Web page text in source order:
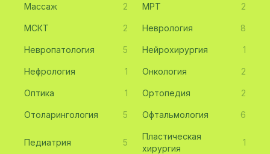
Массаж 2 МРТ 2
МСКТ 2 Неврология 8
Невропатология 5 Нейрохирургия 1
Нефрология 1 Онкология 2
Оптика 1 Ортопедия 2
Отоларингология 5 Офтальмология 6
Педиатрия 5
Пластическая
хирургия
1